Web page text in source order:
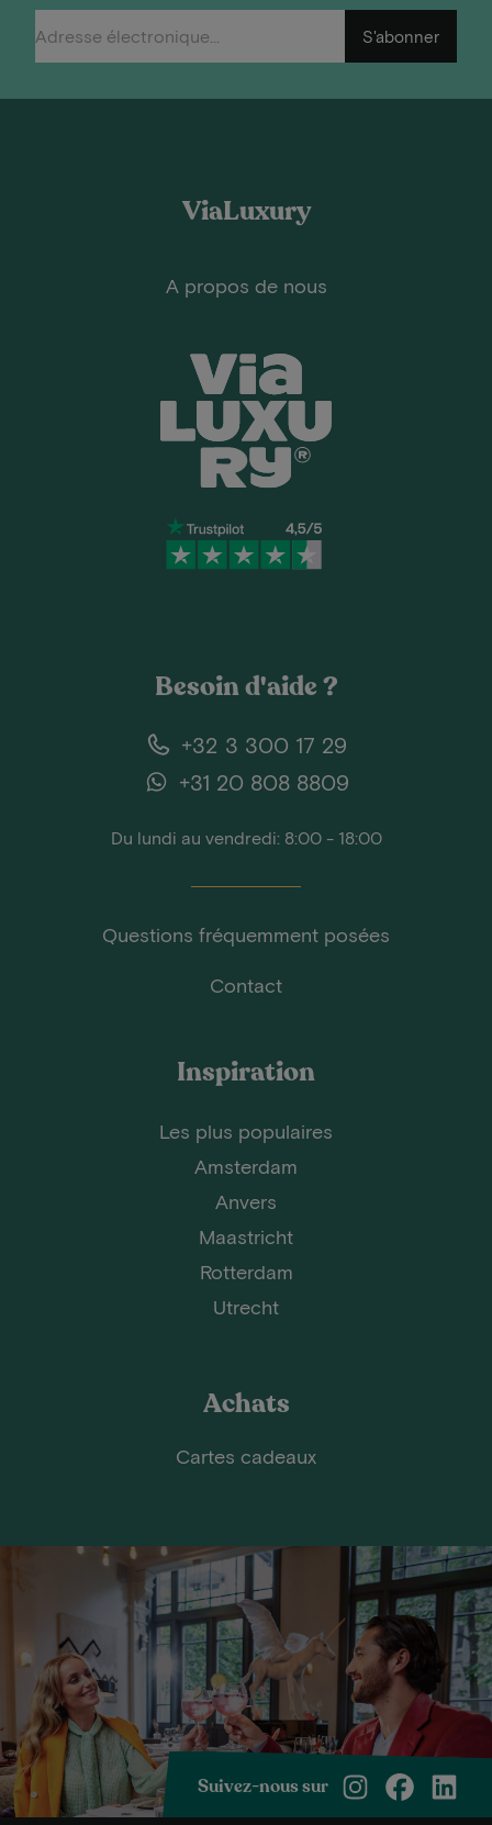
S'abonner
ViaLuxury
A propos de nous
Besoin d'aide ?
+32 3 300 17 29
+31 20 808 8809
Du lundi au vendredi: 8:00 - 18:00
Questions fréquemment posées
Contact
Inspiration
Les plus populaires
Amsterdam
Anvers
Maastricht
Rotterdam
Utrecht
Achats
Cartes cadeaux
Suivez-nous sur